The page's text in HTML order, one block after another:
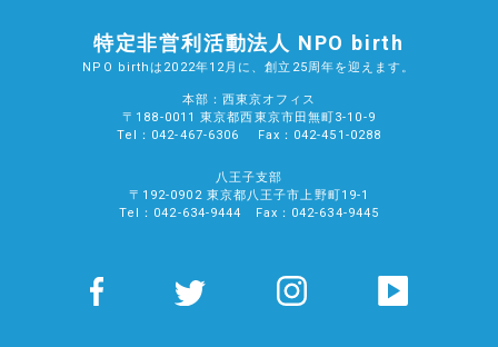
特定非営利活動法人 NPO birth
NPO birthは2022年12月に、創立25周年を迎えます。
本部：西東京オフィス
〒188-0011 東京都西東京市田無町3-10-9
Tel：042-467-6306 Fax：042-451-0288
八王子支部
〒192-0902 東京都八王子市上野町19-1
Tel：042-634-9444 Fax：042-634-9445